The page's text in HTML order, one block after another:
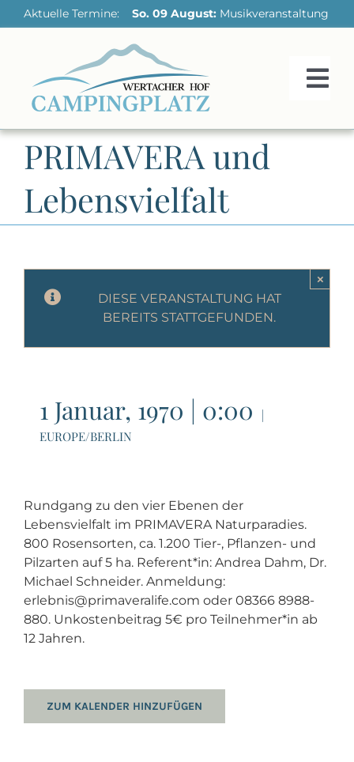
Skip
to
Aktuelle Termine: So. 09 August:Musikveranstaltung im
HOME
UNSER PLATZ
REGION ENTDECKEN
UNSERE PREISE
PRIMAVERA und
Lebensvielfalt
DIESE VERANSTALTUNG HAT
BEREITS STATTGEFUNDEN.
×
1 Januar, 1970 | 0:00
|
EUROPE/BERLIN
Rundgang zu den vier Ebenen der
Lebensvielfalt im PRIMAVERA Naturparadies.
800 Rosensorten, ca. 1.200 Tier-, Pflanzen- und
Pilzarten auf 5 ha. Referent*in: Andrea Dahm, Dr.
Michael Schneider. Anmeldung:
erlebnis@primaveralife.com oder 08366 8988-
880. Unkostenbeitrag 5€ pro Teilnehmer*in ab
12 Jahren.
ZUM KALENDER HINZUFÜGEN